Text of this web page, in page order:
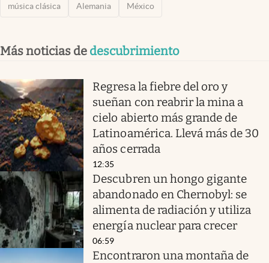
música clásica Alemania México
Más noticias de descubrimiento
Regresa la fiebre del oro y
sueñan con reabrir la mina a
cielo abierto más grande de
Latinoamérica. Llevá más de 30
años cerrada
12:35
Descubren un hongo gigante
abandonado en Chernobyl: se
alimenta de radiación y utiliza
energía nuclear para crecer
06:59
Encontraron una montaña de